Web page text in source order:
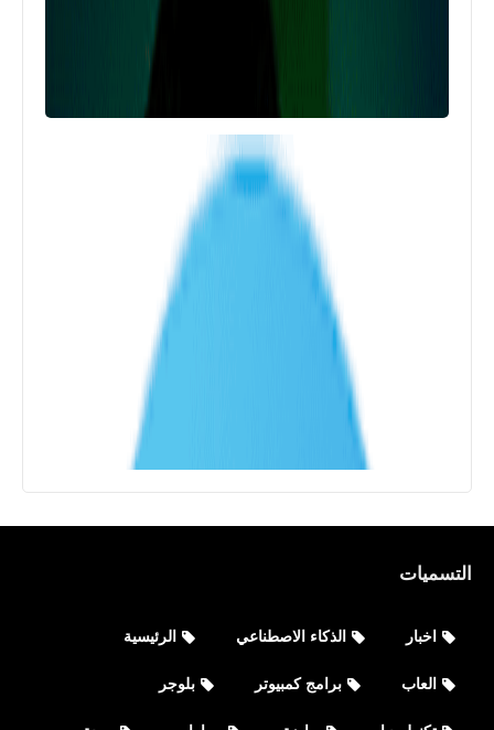
التسميات
اخبار الذكاء الاصطناعي الرئيسية
العاب برامج كمبيوتر بلوجر